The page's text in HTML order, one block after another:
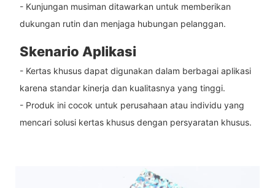
- Kunjungan musiman ditawarkan untuk memberikan
dukungan rutin dan menjaga hubungan pelanggan.
Skenario Aplikasi
- Kertas khusus dapat digunakan dalam berbagai aplikasi
karena standar kinerja dan kualitasnya yang tinggi.
- Produk ini cocok untuk perusahaan atau individu yang
mencari solusi kertas khusus dengan persyaratan khusus.